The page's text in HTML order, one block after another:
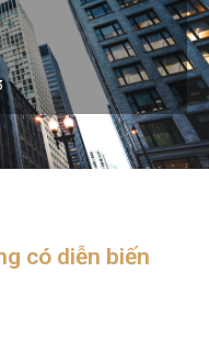
có diễn biến